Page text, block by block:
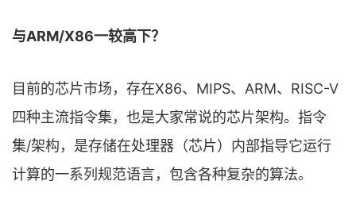
与ARM/X86一较高下？
目前的芯片市场，存在X86、MIPS、ARM、RISC-V
四种主流指令集，也是大家常说的芯片架构。指令
集/架构，是存储在处理器（芯片）内部指导它运行
计算的一系列规范语言，包含各种复杂的算法。